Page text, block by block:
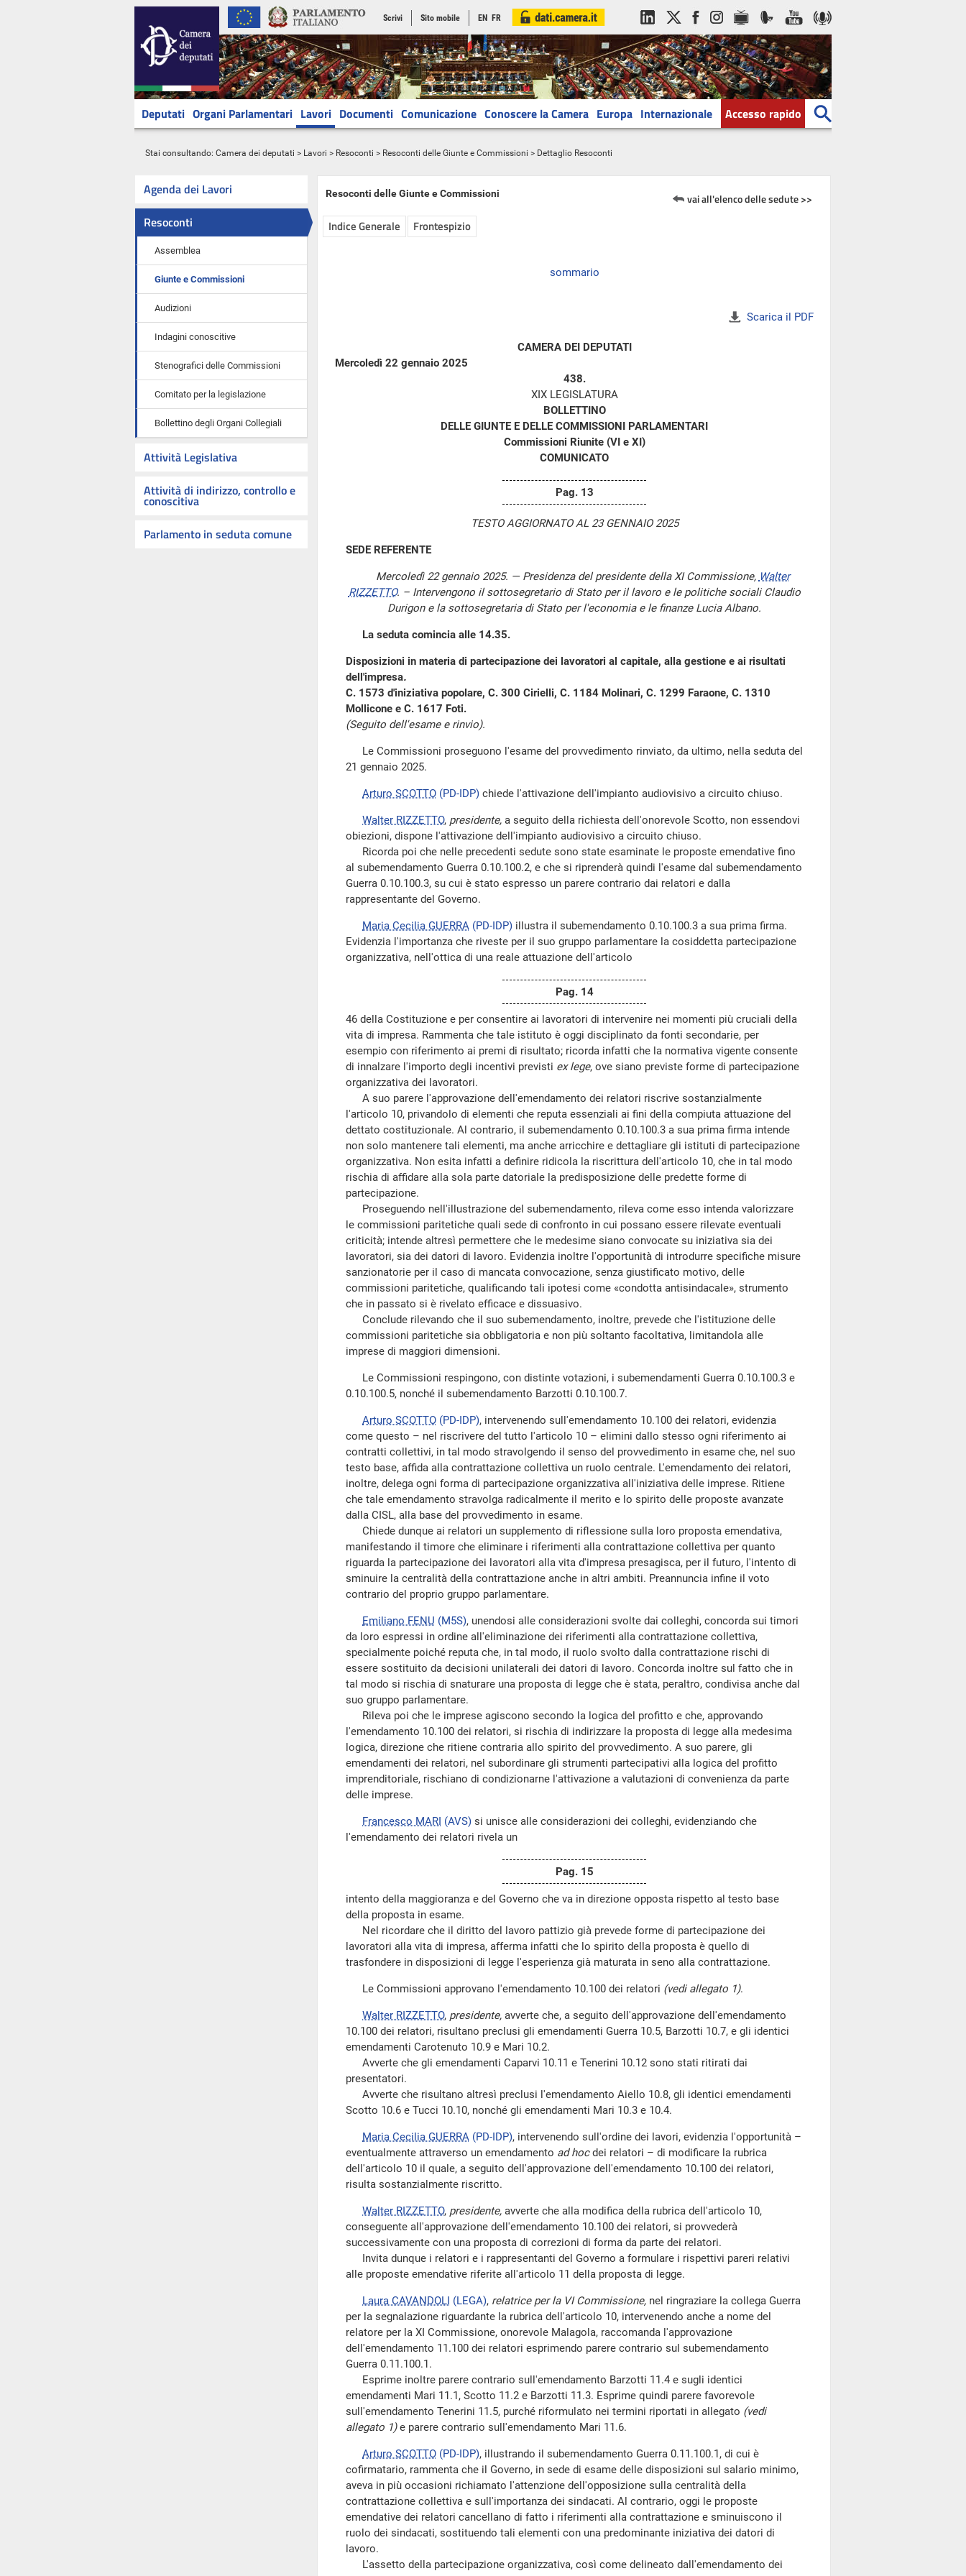
Scrivi Sito mobile EN FR
Deputati Organi Parlamentari Lavori Documenti Comunicazione Conoscere la Camera Europa Internazionale Accesso rapido
Stai consultando: Camera dei deputati > Lavori > Resoconti > Resoconti delle Giunte e Commissioni > Dettaglio Resoconti
Agenda dei Lavori
Resoconti
Assemblea
Giunte e Commissioni
Audizioni
Indagini conoscitive
Stenografici delle Commissioni
Comitato per la legislazione
Bollettino degli Organi Collegiali
Attività Legislativa
Attività di indirizzo, controllo e
conoscitiva
Parlamento in seduta comune
Resoconti delle Giunte e Commissioni vai all'elenco delle sedute >>
Indice Generale Frontespizio
sommario
Scarica il PDF
CAMERA DEI DEPUTATI
Mercoledì 22 gennaio 2025
438.
XIX LEGISLATURA
BOLLETTINO
DELLE GIUNTE E DELLE COMMISSIONI PARLAMENTARI
Commissioni Riunite (VI e XI)
COMUNICATO
Pag. 13
TESTO AGGIORNATO AL 23 GENNAIO 2025
SEDE REFERENTE
Mercoledì 22 gennaio 2025. — Presidenza del presidente della XI Commissione, Walter
RIZZETTO. – Intervengono il sottosegretario di Stato per il lavoro e le politiche sociali Claudio
Durigon e la sottosegretaria di Stato per l'economia e le finanze Lucia Albano.
La seduta comincia alle 14.35.
Disposizioni in materia di partecipazione dei lavoratori al capitale, alla gestione e ai risultati
dell'impresa.
C. 1573 d'iniziativa popolare, C. 300 Cirielli, C. 1184 Molinari, C. 1299 Faraone, C. 1310
Mollicone e C. 1617 Foti.
(Seguito dell'esame e rinvio).
Le Commissioni proseguono l'esame del provvedimento rinviato, da ultimo, nella seduta del
21 gennaio 2025.
Arturo SCOTTO (PD-IDP) chiede l'attivazione dell'impianto audiovisivo a circuito chiuso.
Walter RIZZETTO, presidente, a seguito della richiesta dell'onorevole Scotto, non essendovi
obiezioni, dispone l'attivazione dell'impianto audiovisivo a circuito chiuso.
Ricorda poi che nelle precedenti sedute sono state esaminate le proposte emendative fino
al subemendamento Guerra 0.10.100.2, e che si riprenderà quindi l'esame dal subemendamento
Guerra 0.10.100.3, su cui è stato espresso un parere contrario dai relatori e dalla
rappresentante del Governo.
Maria Cecilia GUERRA (PD-IDP) illustra il subemendamento 0.10.100.3 a sua prima firma.
Evidenzia l'importanza che riveste per il suo gruppo parlamentare la cosiddetta partecipazione
organizzativa, nell'ottica di una reale attuazione dell'articolo
Pag. 14
46 della Costituzione e per consentire ai lavoratori di intervenire nei momenti più cruciali della
vita di impresa. Rammenta che tale istituto è oggi disciplinato da fonti secondarie, per
esempio con riferimento ai premi di risultato; ricorda infatti che la normativa vigente consente
di innalzare l'importo degli incentivi previsti ex lege, ove siano previste forme di partecipazione
organizzativa dei lavoratori.
A suo parere l'approvazione dell'emendamento dei relatori riscrive sostanzialmente
l'articolo 10, privandolo di elementi che reputa essenziali ai fini della compiuta attuazione del
dettato costituzionale. Al contrario, il subemendamento 0.10.100.3 a sua prima firma intende
non solo mantenere tali elementi, ma anche arricchire e dettagliare gli istituti di partecipazione
organizzativa. Non esita infatti a definire ridicola la riscrittura dell'articolo 10, che in tal modo
rischia di affidare alla sola parte datoriale la predisposizione delle predette forme di
partecipazione.
Proseguendo nell'illustrazione del subemendamento, rileva come esso intenda valorizzare
le commissioni paritetiche quali sede di confronto in cui possano essere rilevate eventuali
criticità; intende altresì permettere che le medesime siano convocate su iniziativa sia dei
lavoratori, sia dei datori di lavoro. Evidenzia inoltre l'opportunità di introdurre specifiche misure
sanzionatorie per il caso di mancata convocazione, senza giustificato motivo, delle
commissioni paritetiche, qualificando tali ipotesi come «condotta antisindacale», strumento
che in passato si è rivelato efficace e dissuasivo.
Conclude rilevando che il suo subemendamento, inoltre, prevede che l'istituzione delle
commissioni paritetiche sia obbligatoria e non più soltanto facoltativa, limitandola alle
imprese di maggiori dimensioni.
Le Commissioni respingono, con distinte votazioni, i subemendamenti Guerra 0.10.100.3 e
0.10.100.5, nonché il subemendamento Barzotti 0.10.100.7.
Arturo SCOTTO (PD-IDP), intervenendo sull'emendamento 10.100 dei relatori, evidenzia
come questo – nel riscrivere del tutto l'articolo 10 – elimini dallo stesso ogni riferimento ai
contratti collettivi, in tal modo stravolgendo il senso del provvedimento in esame che, nel suo
testo base, affida alla contrattazione collettiva un ruolo centrale. L'emendamento dei relatori,
inoltre, delega ogni forma di partecipazione organizzativa all'iniziativa delle imprese. Ritiene
che tale emendamento stravolga radicalmente il merito e lo spirito delle proposte avanzate
dalla CISL, alla base del provvedimento in esame.
Chiede dunque ai relatori un supplemento di riflessione sulla loro proposta emendativa,
manifestando il timore che eliminare i riferimenti alla contrattazione collettiva per quanto
riguarda la partecipazione dei lavoratori alla vita d'impresa presagisca, per il futuro, l'intento di
sminuire la centralità della contrattazione anche in altri ambiti. Preannuncia infine il voto
contrario del proprio gruppo parlamentare.
Emiliano FENU (M5S), unendosi alle considerazioni svolte dai colleghi, concorda sui timori
da loro espressi in ordine all'eliminazione dei riferimenti alla contrattazione collettiva,
specialmente poiché reputa che, in tal modo, il ruolo svolto dalla contrattazione rischi di
essere sostituito da decisioni unilaterali dei datori di lavoro. Concorda inoltre sul fatto che in
tal modo si rischia di snaturare una proposta di legge che è stata, peraltro, condivisa anche dal
suo gruppo parlamentare.
Rileva poi che le imprese agiscono secondo la logica del profitto e che, approvando
l'emendamento 10.100 dei relatori, si rischia di indirizzare la proposta di legge alla medesima
logica, direzione che ritiene contraria allo spirito del provvedimento. A suo parere, gli
emendamenti dei relatori, nel subordinare gli strumenti partecipativi alla logica del profitto
imprenditoriale, rischiano di condizionarne l'attivazione a valutazioni di convenienza da parte
delle imprese.
Francesco MARI (AVS) si unisce alle considerazioni dei colleghi, evidenziando che
l'emendamento dei relatori rivela un
Pag. 15
intento della maggioranza e del Governo che va in direzione opposta rispetto al testo base
della proposta in esame.
Nel ricordare che il diritto del lavoro pattizio già prevede forme di partecipazione dei
lavoratori alla vita di impresa, afferma infatti che lo spirito della proposta è quello di
trasfondere in disposizioni di legge l'esperienza già maturata in seno alla contrattazione.
Le Commissioni approvano l'emendamento 10.100 dei relatori (vedi allegato 1).
Walter RIZZETTO, presidente, avverte che, a seguito dell'approvazione dell'emendamento
10.100 dei relatori, risultano preclusi gli emendamenti Guerra 10.5, Barzotti 10.7, e gli identici
emendamenti Carotenuto 10.9 e Mari 10.2.
Avverte che gli emendamenti Caparvi 10.11 e Tenerini 10.12 sono stati ritirati dai
presentatori.
Avverte che risultano altresì preclusi l'emendamento Aiello 10.8, gli identici emendamenti
Scotto 10.6 e Tucci 10.10, nonché gli emendamenti Mari 10.3 e 10.4.
Maria Cecilia GUERRA (PD-IDP), intervenendo sull'ordine dei lavori, evidenzia l'opportunità –
eventualmente attraverso un emendamento ad hocdei relatori – di modificare la rubrica
dell'articolo 10 il quale, a seguito dell'approvazione dell'emendamento 10.100 dei relatori,
risulta sostanzialmente riscritto.
Walter RIZZETTO, presidente, avverte che alla modifica della rubrica dell'articolo 10,
conseguente all'approvazione dell'emendamento 10.100 dei relatori, si provvederà
successivamente con una proposta di correzioni di forma da parte dei relatori.
Invita dunque i relatori e i rappresentanti del Governo a formulare i rispettivi pareri relativi
alle proposte emendative riferite all'articolo 11 della proposta di legge.
Laura CAVANDOLI (LEGA), relatrice per la VI Commissione, nel ringraziare la collega Guerra
per la segnalazione riguardante la rubrica dell'articolo 10, intervenendo anche a nome del
relatore per la XI Commissione, onorevole Malagola, raccomanda l'approvazione
dell'emendamento 11.100 dei relatori esprimendo parere contrario sul subemendamento
Guerra 0.11.100.1.
Esprime inoltre parere contrario sull'emendamento Barzotti 11.4 e sugli identici
emendamenti Mari 11.1, Scotto 11.2 e Barzotti 11.3. Esprime quindi parere favorevole
sull'emendamento Tenerini 11.5, purché riformulato nei termini riportati in allegato (vedi
allegato 1)e parere contrario sull'emendamento Mari 11.6.
Arturo SCOTTO (PD-IDP), illustrando il subemendamento Guerra 0.11.100.1, di cui è
cofirmatario, rammenta che il Governo, in sede di esame delle disposizioni sul salario minimo,
aveva in più occasioni richiamato l'attenzione dell'opposizione sulla centralità della
contrattazione collettiva e sull'importanza dei sindacati. Al contrario, oggi le proposte
emendative dei relatori cancellano di fatto i riferimenti alla contrattazione e sminuiscono il
ruolo dei sindacati, sostituendo tali elementi con una predominante iniziativa dei datori di
lavoro.
L'assetto della partecipazione organizzativa, così come delineato dall'emendamento dei